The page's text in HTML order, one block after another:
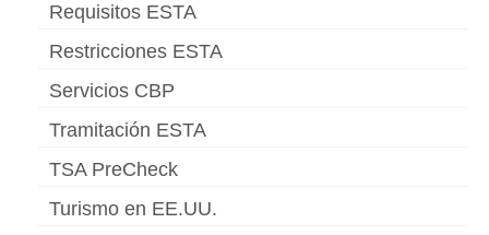
Requisitos ESTA
Restricciones ESTA
Servicios CBP
Tramitación ESTA
TSA PreCheck
Turismo en EE.UU.